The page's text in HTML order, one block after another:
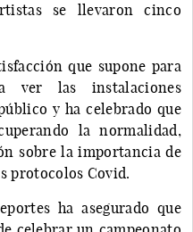
se llevaron cinco
que supone para
ver las instalaciones
y ha celebrado que
la normalidad,
sobre la importancia de
protocolos Covid.
ha asegurado que